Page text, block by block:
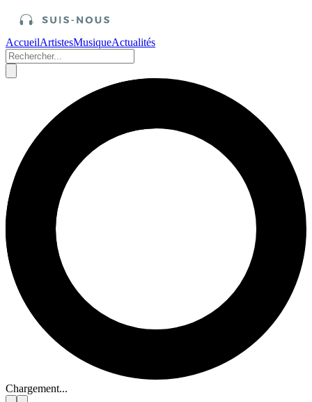
AccueilArtistesMusiqueActualités
Artistes
Live 1999 : Shania Twain & Backstreet
Boys
Publié le 3 mars 2021